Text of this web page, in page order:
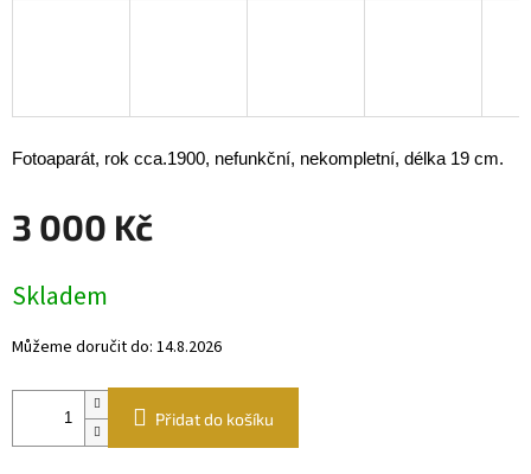
3 000 Kč
cena:
Skladem
Můžeme doručit do: 14.8.2026
Přidat do košíku
Fotoaparát, rok cca.1900, nefunkční, nekompletní, délka 19 cm.